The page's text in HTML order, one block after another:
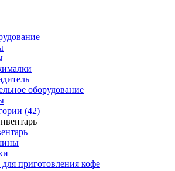
оборудование
(42)
приготовления кофе